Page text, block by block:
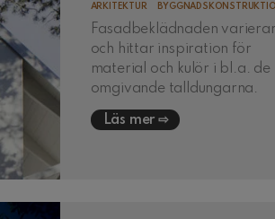
ARKITEKTUR
Fasadbeklädnaden varierar
och hittar inspiration för
material och kulör i bl.a. de
omgivande talldungarna.
Läs mer